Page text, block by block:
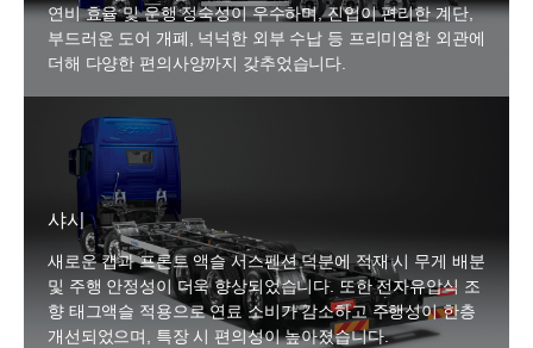
연비 효율 및 운행 정숙성이 우수하며, 진입이 편리한 계단,
부드러운 도어 개폐, 넉넉한 외부 수납 등 프리미엄한 외관에
더해 다양한 편의사양까지 갖추었습니다.
샤시
새로운 캡과 프론트 액슬 서스펜션 덕분에 적재 시 무게 배분
및 주행 안정성이 더욱 향상되었습니다. 또한 전자유압식 조
향 태그액슬 적용으로 연료 소비가 감소하고 주행성이 한층
개선되었으며, 특장 시 편의성이 높아졌습니다.